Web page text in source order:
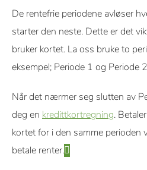
De rentefrie periodene avløser
starter den neste. Dette er det
bruker kortet. La oss bruke to
eksempel; Periode 1 og Periode
Når det nærmer seg slutten av
deg en kredittkortregning.
kortet for i den samme perioden
betale renter.